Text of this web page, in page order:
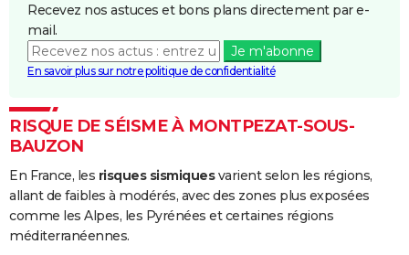
Inondations
et/ou
Coulées de
22/09/1992 22/09/1992 1 j
Inondations
Coulées de
Boue
Recevez nos astuces et bons plans directement par e-
mail.
Je m'abonne
En savoir plus sur notre politique de confidentialité
RISQUE DE SÉISME À MONTPEZAT-SOUS-
BAUZON
En France, les risques sismiquesvarient selon les régions,
allant de faibles à modérés, avec des zones plus exposées
comme les Alpes, les Pyrénées et certaines régions
méditerranéennes.